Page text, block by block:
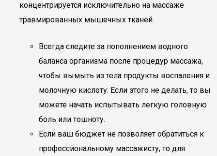
концентрируется исключительно на массаже
травмированных мышечных тканей.
Всегда следите за пополнением водного
баланса организма после процедур массажа,
чтобы вымыть из тела продукты воспаления и
молочную кислоту. Если этого не делать, то вы
можете начать испытывать легкую головную
боль или тошноту.
Если ваш бюджет не позволяет обратиться к
профессиональному массажисту, то для